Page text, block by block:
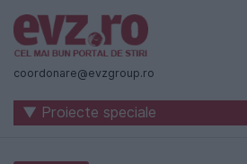
Știri
naționale
internaționale
coordonare@evzgroup.ro
▼ Proiecte speciale